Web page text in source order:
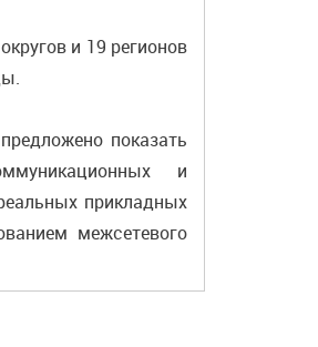
и 19 регионов
показать
и
прикладных
межсетевого